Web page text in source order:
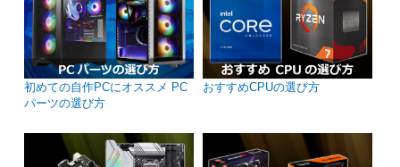
初めての自作PCにオススメ PC
パーツの選び方
おすすめCPUの選び方